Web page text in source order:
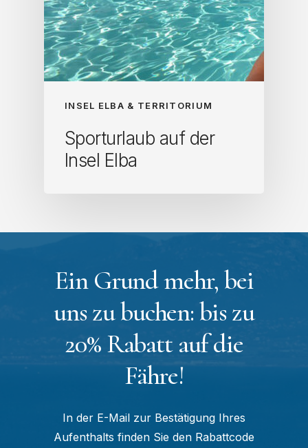
INSEL ELBA & TERRITORIUM
Sporturlaub auf der
Insel Elba
Ein Grund mehr, bei
uns zu buchen: bis zu
20% Rabatt auf die
Fähre!
In der E-Mail zur Bestätigung Ihres
Aufenthalts finden Sie den Rabattcode